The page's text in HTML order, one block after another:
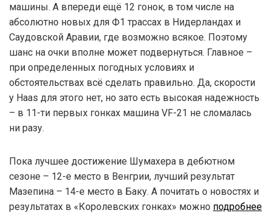
машины. А впереди ещё 12 гонок, в том числе на
абсолютно новых для Ф1 трассах в Нидерландах и
Саудовской Аравии, где возможно всякое. Поэтому
шанс на очки вполне может подвернуться. Главное –
при определенных погодных условиях и
обстоятельствах всё сделать правильно. Да, скорости
у Haas для этого нет, но зато есть высокая надежность
– в 11-ти первых гонках машина VF-21 не сломалась
ни разу.
Пока лучшее достижение Шумахера в дебютном
сезоне – 12-е место в Венгрии, лучший результат
Мазепина – 14-е место в Баку. А почитать о новостях и
результатах в «Королевских гонках» можно подробнее